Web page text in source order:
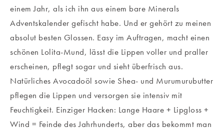
einem Jahr, als ich ihn aus einem bare Minerals
Adventskalender gefischt habe. Und er gehört zu meinen
absolut besten Glossen. Easy im Auftragen, macht einen
schönen Lolita-Mund, lässt die Lippen voller und praller
erscheinen, pflegt sogar und sieht überfrisch aus.
Natürliches Avocadoöl sowie Shea- und Murumurubutter
pflegen die Lippen und versorgen sie intensiv mit
Feuchtigkeit. Einziger Hacken: Lange Haare + Lipgloss +
Wind = Feinde des Jahrhunderts, aber das bekommt man